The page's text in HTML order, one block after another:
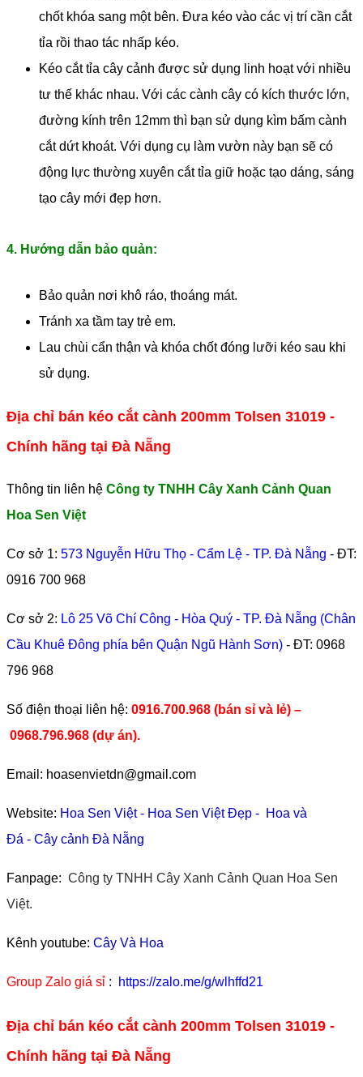
chốt khóa sang một bên. Đưa kéo vào các vị trí cần cắt
tỉa rồi thao tác nhấp kéo.
Kéo cắt tỉa cây cảnh được sử dụng linh hoạt với nhiều
tư thế khác nhau. Với các cành cây có kích thước lớn,
đường kính trên 12mm thì bạn sử dụng kìm bấm cành
cắt dứt khoát. Với dụng cụ làm vườn này bạn sẽ có
động lực thường xuyên cắt tỉa giữ hoặc tạo dáng, sáng
tạo cây mới đẹp hơn.
4. Hướng dẫn bảo quản:
Bảo quản nơi khô ráo, thoáng mát.
Tránh xa tầm tay trẻ em.
Lau chùi cẩn thận và khóa chốt đóng lưỡi kéo sau khi
sử dụng.
Địa chỉ bán kéo cắt cành 200mm Tolsen 31019 -
Chính hãng tại Đà Nẵng
Thông tin liên hệ Công ty TNHH Cây Xanh Cảnh Quan
Hoa Sen Việt
Cơ sở 1: 573 Nguyễn Hữu Thọ - Cẩm Lệ - TP. Đà Nẵng - ĐT:
0916 700 968
Cơ sở 2: Lô 25 Võ Chí Công - Hòa Quý - TP. Đà Nẵng (Chân
Cầu Khuê Đông phía bên Quận Ngũ Hành Sơn) - ĐT: 0968
796 968
​Số điện thoại liên hệ: 0916.700.968 (bán sỉ và lẻ) –
0968.796.968 (dự án).
Email: hoasenvietdn@gmail.com
Website: Hoa Sen Việt- Hoa Sen Việt Đẹp - Hoa và
Đá - Cây cảnh Đà Nẵng
Fanpage: Công ty TNHH Cây Xanh Cảnh Quan Hoa Sen
Việt.
Kênh youtube: Cây Và Hoa
Group Zalo giá sỉ : https://zalo.me/g/wlhffd21
Địa chỉ bán kéo cắt cành 200mm Tolsen 31019 -
Chính hãng tại Đà Nẵng